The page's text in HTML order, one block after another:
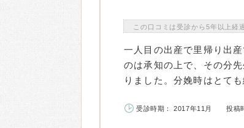
この口コミは受診から5年以上経
一人目の出産で里帰り出
のは承知の上で、その分
りました。分娩時はとて
受診時期： 2017年11月 投稿